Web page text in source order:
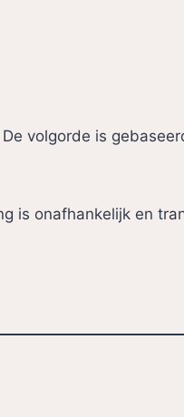
volgorde is
is onafhankelijk en